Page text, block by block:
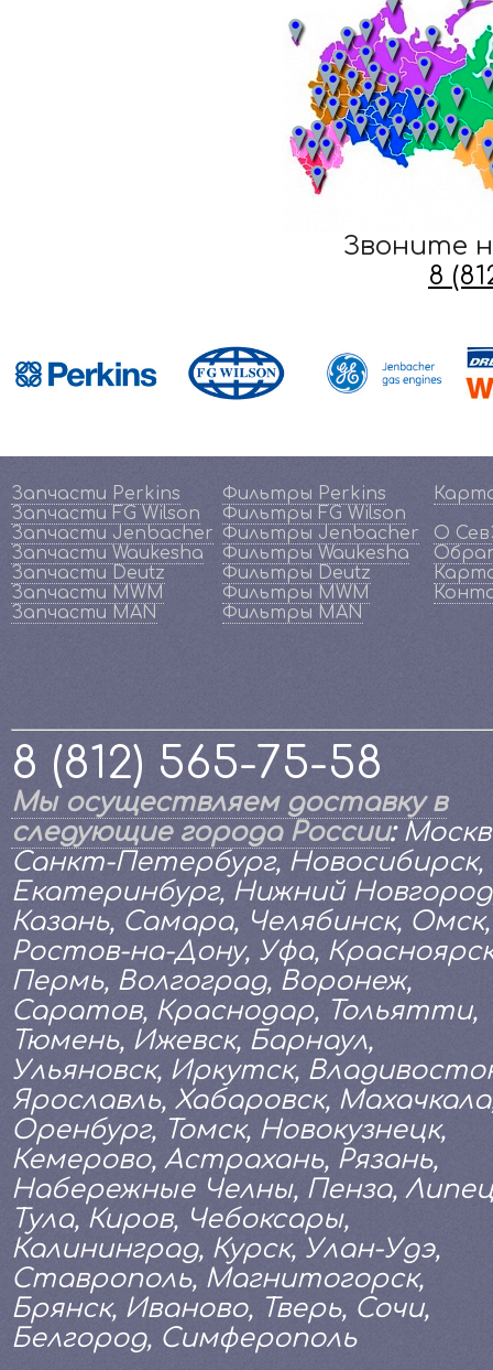
Звоните
8
Запчасти Perkins
Запчасти FG Wilson
Запчасти Jenbacher
Запчасти Waukesha
Запчасти Deutz
Запчасти MWM
Запчасти MAN
Фильтры Perkins
Фильтры FG Wilson
Фильтры Jenbacher
Фильтры Waukesha
Фильтры Deutz
Фильтры MWM
Фильтры MAN
О
8 (812) 565-75-58
Мы осуществляем доставку в
следующие города России:
Санкт-Петербург, Новосибирск,
Екатеринбург, Нижний
Казань, Самара, Челябинск, Омск,
Ростов-на-Дону, Уфа,
Пермь, Волгоград, Воронеж,
Саратов, Краснодар, Тольятти,
Тюмень, Ижевск, Барнаул,
Ульяновск, Иркутск,
Ярославль, Хабаровск,
Оренбург, Томск, Новокузнецк,
Кемерово, Астрахань, Рязань,
Набережные Челны, Пенза,
Тула, Киров, Чебоксары,
Калининград, Курск, Улан-Удэ,
Ставрополь, Магнитогорск,
Брянск, Иваново, Тверь, Сочи,
Белгород, Симферополь